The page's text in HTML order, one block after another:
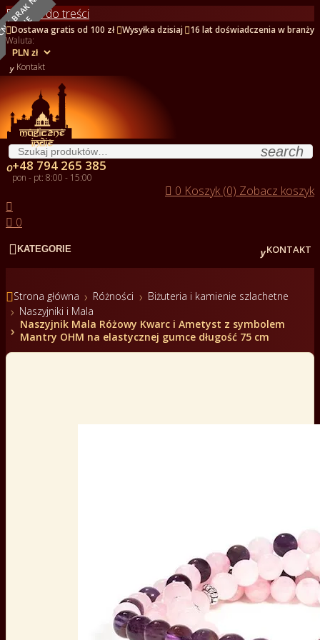
Przejdź do treści
Dostawa gratis od 100 zł Wysyłka dzisiaj 16 lat doświadczenia w branży
Waluta:
 Kontakt
search
+48 794 265 385
pon - pt: 8:00 - 15:00
 0 Koszyk (0) Zobacz koszyk

 0
 KATEGORIE KONTAKT
Strona główna Różności
Biżuteria i kamienie szlachetne
Naszyjniki i Mala
Naszyjnik Mala Różowy Kwarc i Ametyst z symbolem
Mantry OHM na elastycznej gumce długość 75 cm
E